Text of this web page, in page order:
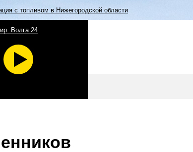
с топливом в Нижегородской области
Волга 24